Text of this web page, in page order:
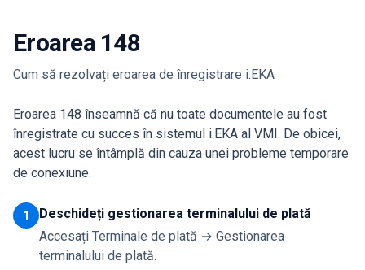
Eroarea 148
Cum să rezolvați eroarea de înregistrare i.EKA
Eroarea 148 înseamnă că nu toate documentele au fost
înregistrate cu succes în sistemul i.EKA al VMI. De obicei,
acest lucru se întâmplă din cauza unei probleme temporare
de conexiune.
1
Deschideți gestionarea terminalului de plată
Accesați Terminale de plată → Gestionarea
terminalului de plată.